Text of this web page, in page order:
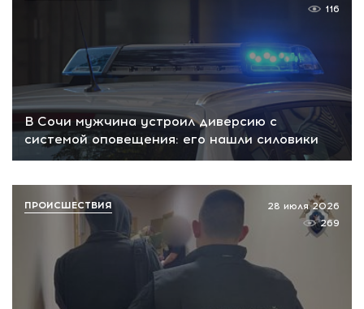
В Сочи мужчина устроил диверсию с
системой оповещения: его нашли силовики
116
28 июля 2026
269
ПРОИСШЕСТВИЯ